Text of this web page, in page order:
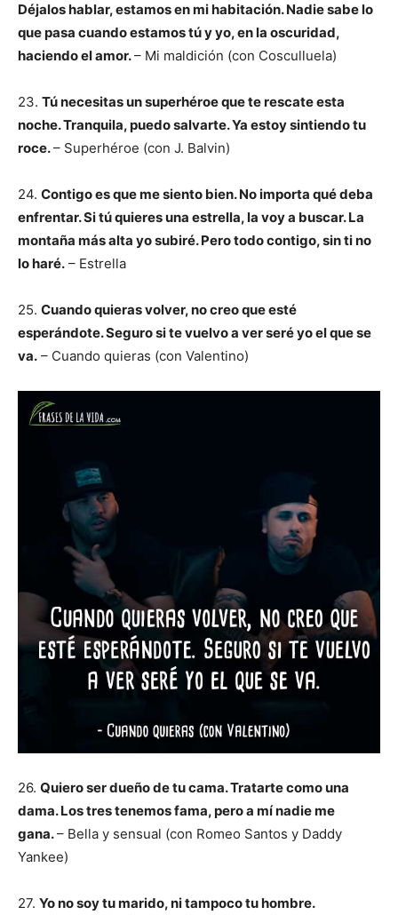
Déjalos hablar, estamos en mi habitación. Nadie sabe lo
que pasa cuando estamos tú y yo, en la oscuridad,
haciendo el amor.– Mi maldición (con Cosculluela)
23. Tú necesitas un superhéroe que te rescate esta
noche. Tranquila, puedo salvarte. Ya estoy sintiendo tu
roce.– Superhéroe (con J. Balvin)
24. Contigo es que me siento bien. No importa qué deba
enfrentar. Si tú quieres una estrella, la voy a buscar. La
montaña más alta yo subiré. Pero todo contigo, sin ti no
lo haré. – Estrella
25. Cuando quieras volver, no creo que esté
esperándote. Seguro si te vuelvo a ver seré yo el que se
va. – Cuando quieras (con Valentino)
26. Quiero ser dueño de tu cama. Tratarte como una
dama. Los tres tenemos fama, pero a mí nadie me
gana.– Bella y sensual (con Romeo Santos y Daddy
Yankee)
27. Yo no soy tu marido, ni tampoco tu hombre.